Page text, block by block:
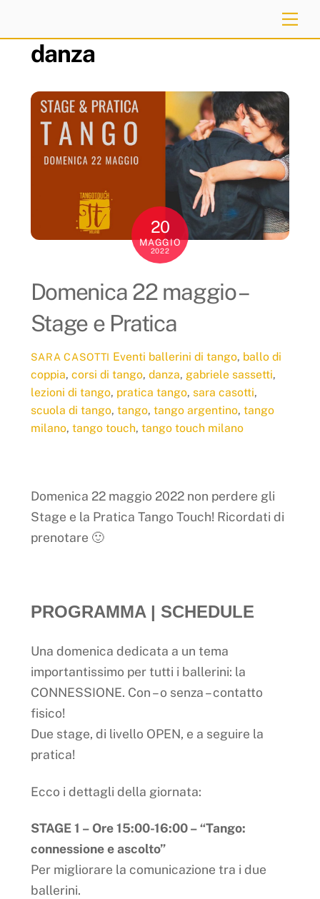
contentdanza
20
MAGGIO
2022
Domenica 22 maggio –
Stage e Pratica
SARA CASOTTI Eventi ballerini di tango, ballo di
coppia, corsi di tango, danza, gabriele sassetti,
lezioni di tango, pratica tango, sara casotti,
scuola di tango, tango, tango argentino, tango
milano, tango touch, tango touch milano
Domenica 22 maggio 2022 non perdere gli
Stage e la Pratica Tango Touch! Ricordati di
prenotare 🙂
PROGRAMMA | SCHEDULE
Una domenica dedicata a un tema
importantissimo per tutti i ballerini: la
CONNESSIONE. Con – o senza – contatto
fisico!
Due stage, di livello OPEN, e a seguire la
pratica!
Ecco i dettagli della giornata:
STAGE 1 – Ore 15:00-16:00 – “Tango:
connessione e ascolto”
Per migliorare la comunicazione tra i due
ballerini.